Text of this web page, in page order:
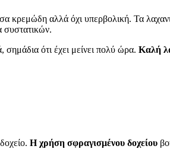
κρεμώδη αλλά όχι υπερβολική. Τα
συστατικών.
ότι έχει μείνει πολύ ώρα. Καλή
Η χρήση σφραγισμένου δοχείου